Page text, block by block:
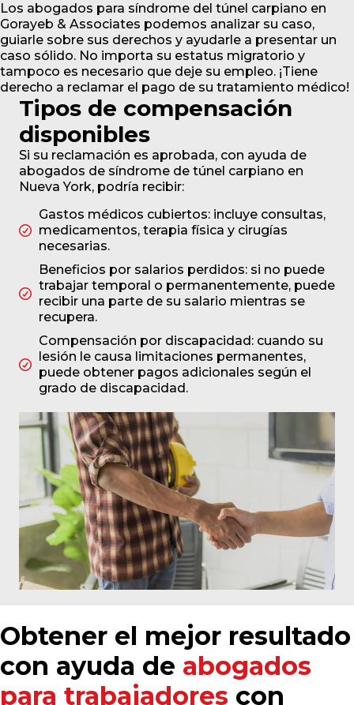
Los abogados para síndrome del túnel carpiano en
Gorayeb & Associates podemos analizar su caso,
guiarle sobre sus derechos y ayudarle a presentar un
caso sólido. No importa su estatus migratorio y
tampoco es necesario que deje su empleo. ¡Tiene
derecho a reclamar el pago de su tratamiento médico!
Tipos de compensación
disponibles
Si su reclamación es aprobada, con ayuda de
abogados de síndrome de túnel carpiano en
Nueva York, podría recibir:
Gastos médicos cubiertos: incluye consultas,
medicamentos, terapia física y cirugías
necesarias.
Beneficios por salarios perdidos: si no puede
trabajar temporal o permanentemente, puede
recibir una parte de su salario mientras se
recupera.
Compensación por discapacidad: cuando su
lesión le causa limitaciones permanentes,
puede obtener pagos adicionales según el
grado de discapacidad.
Obtener el mejor resultado
con ayuda de abogados
para trabajadores con